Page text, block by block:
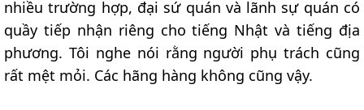
nhiều trường hợp, đại sứ quán và lãnh sự quán có
quầy tiếp nhận riêng cho tiếng Nhật và tiếng địa
phương. Tôi nghe nói rằng người phụ trách cũng
rất mệt mỏi. Các hãng hàng không cũng vậy.